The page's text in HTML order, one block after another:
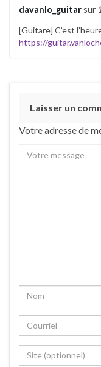
davanlo_guitarsur
[Guitare] C’est
https://
Laisser un
Votre adresse de